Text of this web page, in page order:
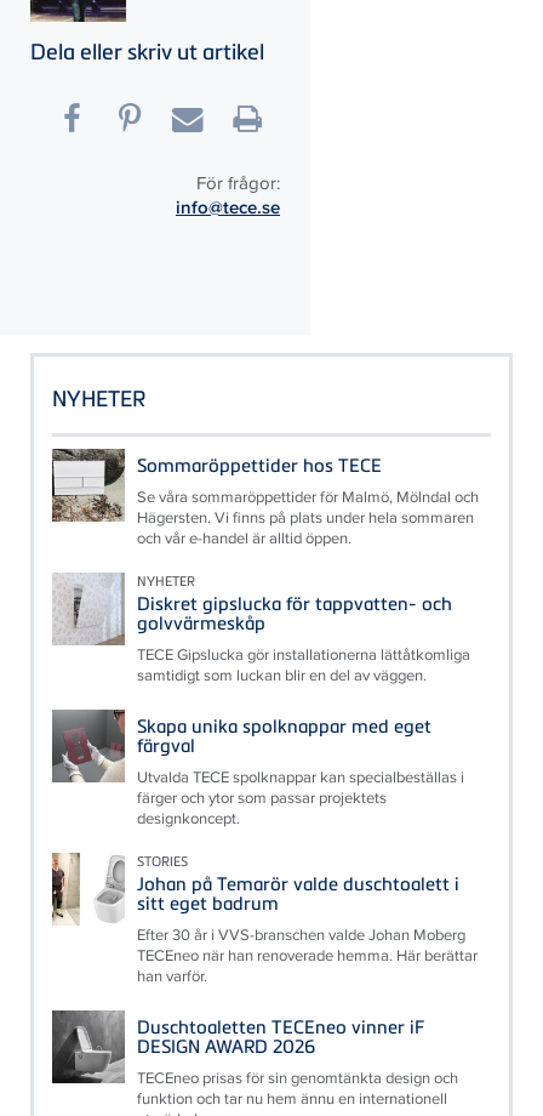
Dela eller skriv ut artikel
För frågor:
info@tece.se
NYHETER
Sommaröppettider hos TECE
Se våra sommaröppettider för Malmö, Mölndal och
Hägersten. Vi finns på plats under hela sommaren
och vår e-handel är alltid öppen.
NYHETER
Diskret gipslucka för tappvatten- och
golvvärmeskåp
TECE Gipslucka gör installationerna lättåtkomliga
samtidigt som luckan blir en del av väggen.
Skapa unika spolknappar med eget
färgval
Utvalda TECE spolknappar kan specialbeställas i
färger och ytor som passar projektets
designkoncept.
STORIES
Johan på Temarör valde duschtoalett i
sitt eget badrum
Efter 30 år i VVS-branschen valde Johan Moberg
TECEneo när han renoverade hemma. Här berättar
han varför.
Duschtoaletten TECEneo vinner iF
DESIGN AWARD 2026
TECEneo prisas för sin genomtänkta design och
funktion och tar nu hem ännu en internationell